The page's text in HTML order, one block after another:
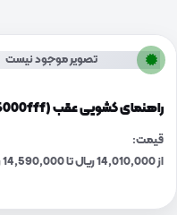
تصویر موجود نیست
راهنمای کشویی عقب (81691c5000fff)
قیمت:
از 14,010,000 ریال تا 14,590,000 ریال